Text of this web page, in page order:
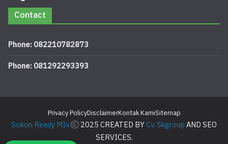
Contact
Phone: 082210782873
Phone: 081292293393
Privacy PolicyDisclaimerKontak KamiSitemap
Sokon Ready MIx 2025 CREATED BYCv. SkgroupAND SEO
SERVICES.